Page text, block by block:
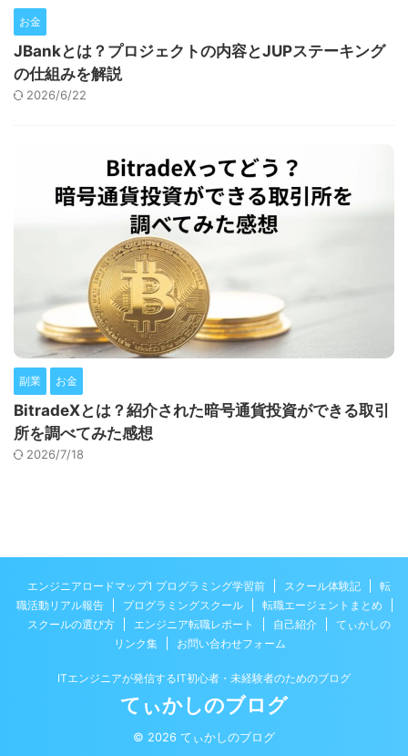
お金
JBankとは？プロジェクトの内容とJUPステーキング
の仕組みを解説
2026/6/22
副業 お金
BitradeXとは？紹介された暗号通貨投資ができる取引
所を調べてみた感想
2026/7/18
エンジニアロードマップ1 プログラミング学習前 スクール体験記
転
職活動リアル報告
プログラミングスクール
転職エージェントまとめ
スクールの選び方
エンジニア転職レポート 自己紹介
てぃかしの
リンク集
お問い合わせフォーム
ITエンジニアが発信するIT初心者・未経験者のためのブログ
てぃかしのブログ
© 2026 てぃかしのブログ